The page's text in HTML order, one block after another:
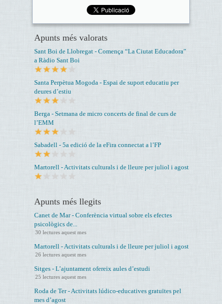
Apunts més valorats
Sant Boi de Llobregat - Comença “La Ciutat Educadora”
a Ràdio Sant Boi
Santa Perpètua Mogoda - Espai de suport educatiu per
deures d’estiu
Berga - Setmana de micro concerts de final de curs de
l’EMM
Sabadell - 5a edició de la eFira connectat a l’FP
Martorell - Activitats culturals i de lleure per juliol i agost
Apunts més llegits
Canet de Mar - Conferència virtual sobre els efectes
psicològics de...
30 lectures aquest mes
Martorell - Activitats culturals i de lleure per juliol i agost
26 lectures aquest mes
Sitges - L’ajuntament ofereix aules d’estudi
25 lectures aquest mes
Roda de Ter - Activitats lúdico-educatives gratuïtes pel
mes d’agost